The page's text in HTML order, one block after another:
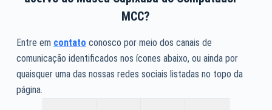
MCC?
Entre em contato conosco por meio dos canais de
comunicação identificados nos ícones abaixo, ou ainda por
quaisquer uma das nossas redes sociais listadas no topo da
página.